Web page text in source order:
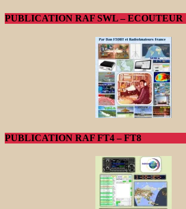
PUBLICATION RAF SWL – ECOUTEUR
PUBLICATION RAF FT4 – FT8